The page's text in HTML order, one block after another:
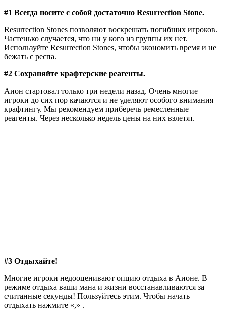
#1 Всегда носите с собой достаточно Resurrection Stone.
Resurrection Stones позволяют воскрешать погибших игроков.
Частенько случается, что ни у кого из группы их нет.
Используйте Resurrection Stones, чтобы экономить время и не
бежать с респа.
#2 Сохраняйте крафтерские реагенты.
Аион стартовал только три недели назад. Очень многие
игроки до сих пор качаются и не уделяют особого внимания
крафтингу. Мы рекомендуем приберечь ремесленные
реагенты. Через несколько недель цены на них взлетят.
#3 Отдыхайте!
Многие игроки недооценивают опцию отдыха в Аионе. В
режиме отдыха ваши мана и жизни восстанавливаются за
считанные секунды! Пользуйтесь этим. Чтобы начать
отдыхать нажмите «,» .